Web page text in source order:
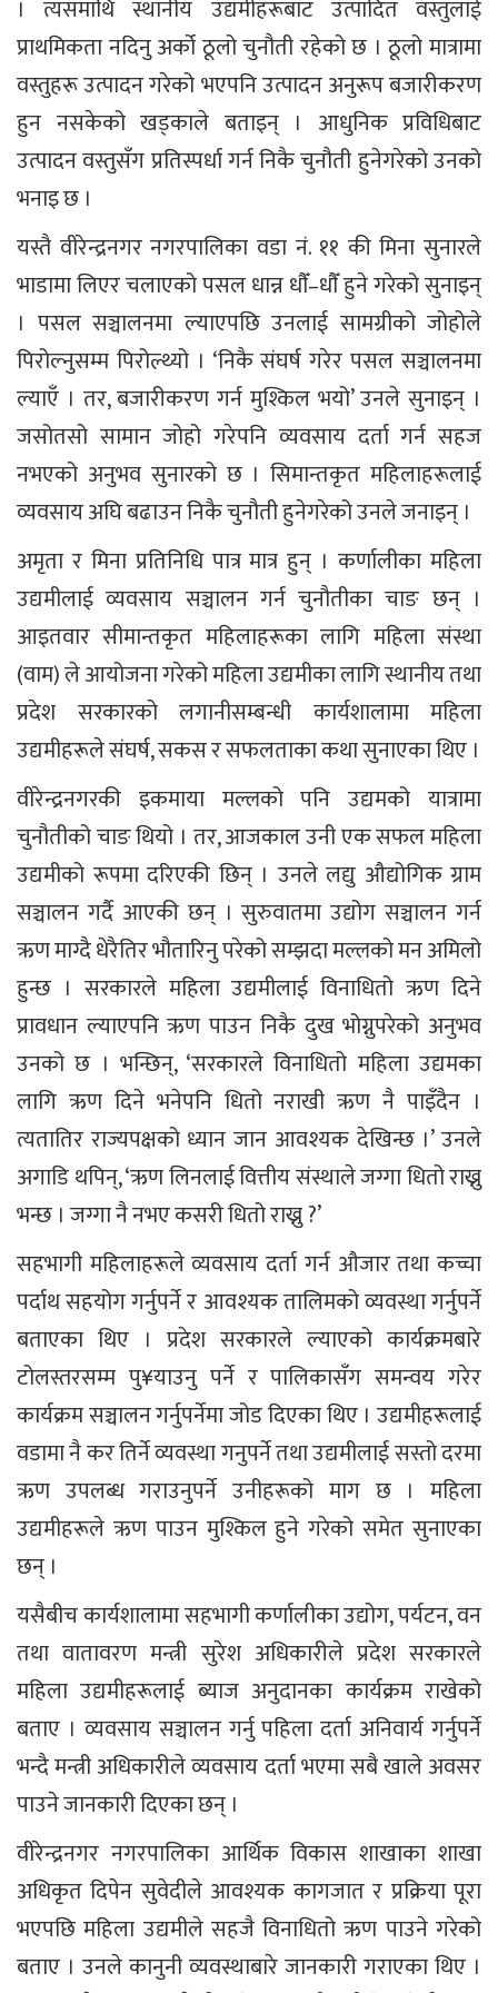
। त्यसमाथि स्थानीय उद्यमीहरूबाट उत्पादित वस्तुलाई
प्राथमिकता नदिनु अर्को ठूलो चुनौती रहेको छ । ठूलो मात्रामा
वस्तुहरू उत्पादन गरेको भएपनि उत्पादन अनुरूप बजारीकरण
हुन नसकेको खड्काले बताइन् । आधुनिक प्रविधिबाट
उत्पादन वस्तुसँग प्रतिस्पर्धा गर्न निकै चुनौती हुनेगरेको उनको
भनाइ छ ।
यस्तै वीरेन्द्रनगर नगरपालिका वडा नं. ११ की मिना सुनारले
भाडामा लिएर चलाएको पसल धान्न धाैँ–धाैँ हुने गरेको सुनाइन्
। पसल सञ्चालनमा ल्याएपछि उनलाई सामग्रीको जोहोले
पिरोल्नुसम्म पिरोल्थ्यो । ‘निकै संघर्ष गरेर पसल सञ्चालनमा
ल्याएँ । तर, बजारीकरण गर्न मुश्किल भयो’ उनले सुनाइन् ।
जसोतसो सामान जोहो गरेपनि व्यवसाय दर्ता गर्न सहज
नभएको अनुभव सुनारको छ । सिमान्तकृत महिलाहरूलाई
व्यवसाय अघि बढाउन निकै चुनौती हुनेगरेको उनले जनाइन् ।
अमृता र मिना प्रतिनिधि पात्र मात्र हुन् । कर्णालीका महिला
उद्यमीलाई व्यवसाय सञ्चालन गर्न चुनौतीका चाङ छन् ।
आइतवार सीमान्तकृत महिलाहरूका लागि महिला संस्था
(वाम) ले आयोजना गरेको महिला उद्यमीका लागि स्थानीय तथा
प्रदेश सरकारको लगानीसम्बन्धी कार्यशालामा महिला
उद्यमीहरूले संघर्ष, सकस र सफलताका कथा सुनाएका थिए ।
वीरेन्द्रनगरकी इकमाया मल्लको पनि उद्यमको यात्रामा
चुनौतीको चाङ थियो । तर, आजकाल उनी एक सफल महिला
उद्यमीको रूपमा दरिएकी छिन् । उनले लद्यु औद्योगिक ग्राम
सञ्चालन गर्दै आएकी छन् । सुरुवातमा उद्योग सञ्चालन गर्न
ऋण माग्दै धेरैतिर भौतारिनु परेको सम्झदा मल्लको मन अमिलो
हुन्छ । सरकारले महिला उद्यमीलाई विनाधितो ऋण दिने
प्रावधान ल्याएपनि ऋण पाउन निकै दुख भोग्नुपरेको अनुभव
उनको छ । भन्छिन्, ‘सरकारले विनाधितो महिला उद्यमका
लागि ऋण दिने भनेपनि धितो नराखी ऋण नै पाइँदैन ।
त्यतातिर राज्यपक्षको ध्यान जान आवश्यक देखिन्छ ।’ उनले
अगाडि थपिन्, ‘ऋण लिनलाई वित्तीय संस्थाले जग्गा धितो राख्नु
भन्छ । जग्गा नै नभए कसरी धितो राख्नु ?’
सहभागी महिलाहरूले व्यवसाय दर्ता गर्न औजार तथा कच्चा
पर्दाथ सहयोग गर्नुपर्ने र आवश्यक तालिमको व्यवस्था गर्नुपर्ने
बताएका थिए । प्रदेश सरकारले ल्याएको कार्यक्रमबारे
टोलस्तरसम्म पु¥याउनु पर्ने र पालिकासँग समन्वय गरेर
कार्यक्रम सञ्चालन गर्नुपर्नेमा जोड दिएका थिए । उद्यमीहरूलाई
वडामा नै कर तिर्ने व्यवस्था गनुपर्ने तथा उद्यमीलाई सस्तो दरमा
ऋण उपलब्ध गराउनुपर्ने उनीहरूको माग छ । महिला
उद्यमीहरूले ऋण पाउन मुश्किल हुने गरेको समेत सुनाएका
छन् ।
यसैबीच कार्यशालामा सहभागी कर्णालीका उद्योग, पर्यटन, वन
तथा वातावरण मन्त्री सुरेश अधिकारीले प्रदेश सरकारले
महिला उद्यमीहरूलाई ब्याज अनुदानका कार्यक्रम राखेको
बताए । व्यवसाय सञ्चालन गर्नु पहिला दर्ता अनिवार्य गर्नुपर्ने
भन्दै मन्त्री अधिकारीले व्यवसाय दर्ता भएमा सबै खाले अवसर
पाउने जानकारी दिएका छन् ।
वीरेन्द्रनगर नगरपालिका आर्थिक विकास शाखाका शाखा
अधिकृत दिपेन सुवेदीले आवश्यक कागजात र प्रक्रिया पूरा
भएपछि महिला उद्यमीले सहजै विनाधितो ऋण पाउने गरेको
बताए । उनले कानुनी व्यवस्थाबारे जानकारी गराएका थिए ।